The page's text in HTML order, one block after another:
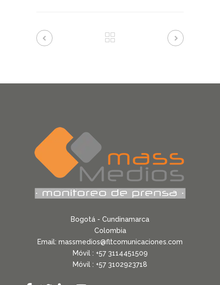
Bogotá - Cundinamarca
Colombia
Email: massmedios@fltcomunicaciones.com
Móvil : +57 3114451509
Móvil : +57 3102923718